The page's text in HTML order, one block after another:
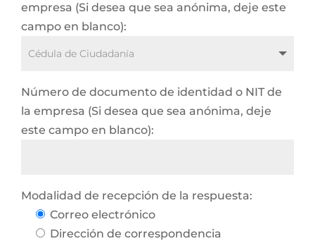
empresa (Si desea que sea anónima, deje este
campo en blanco):
Número de documento de identidad o NIT de
la empresa (Si desea que sea anónima, deje
este campo en blanco):
Modalidad de recepción de la respuesta:
Correo electrónico
Dirección de correspondencia